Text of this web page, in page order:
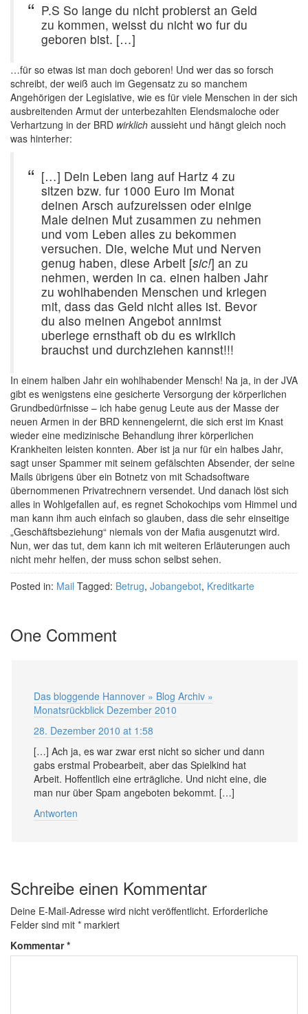
P.S So lange du nicht probierst an Geld
zu kommen, weisst du nicht wo fur du
geboren bist. […]
…für so etwas ist man doch geboren! Und wer das so forsch
schreibt, der weiß auch im Gegensatz zu so manchem
Angehörigen der Legislative, wie es für viele Menschen in der sich
ausbreitenden Armut der unterbezahlten Elendsmaloche oder
Verhartzung in der BRD wirklich aussieht und hängt gleich noch
was hinterher:
[…] Dein Leben lang auf Hartz 4 zu
sitzen bzw. fur 1000 Euro im Monat
deinen Arsch aufzureissen oder einige
Male deinen Mut zusammen zu nehmen
und vom Leben alles zu bekommen
versuchen. Die, welche Mut und Nerven
genug haben, diese Arbeit [sic!] an zu
nehmen, werden in ca. einen halben Jahr
zu wohlhabenden Menschen und kriegen
mit, dass das Geld nicht alles ist. Bevor
du also meinen Angebot annimst
uberlege ernsthaft ob du es wirklich
brauchst und durchziehen kannst!!!
In einem halben Jahr ein wohlhabender Mensch! Na ja, in der JVA
gibt es wenigstens eine gesicherte Versorgung der körperlichen
Grundbedürfnisse – ich habe genug Leute aus der Masse der
neuen Armen in der BRD kennengelernt, die sich erst im Knast
wieder eine medizinische Behandlung ihrer körperlichen
Krankheiten leisten konnten. Aber ist ja nur für ein halbes Jahr,
sagt unser Spammer mit seinem gefälschten Absender, der seine
Mails übrigens über ein Botnetz von mit Schadsoftware
übernommenen Privatrechnern versendet. Und danach löst sich
alles in Wohlgefallen auf, es regnet Schokochips vom Himmel und
man kann ihm auch einfach so glauben, dass die sehr einseitige
„Geschäftsbeziehung“ niemals von der Mafia ausgenutzt wird.
Nun, wer das tut, dem kann ich mit weiteren Erläuterungen auch
nicht mehr helfen, der muss schon selbst sehen.
Posted in: Mail Tagged: Betrug, Jobangebot, Kreditkarte
One Comment
Das bloggende Hannover » Blog Archiv »
Monatsrückblick Dezember 2010
28. Dezember 2010 at 1:58
[…] Ach ja, es war zwar erst nicht so sicher und dann
gabs erstmal Probearbeit, aber das Spielkind hat
Arbeit. Hoffentlich eine erträgliche. Und nicht eine, die
man nur über Spam angeboten bekommt. […]
Antworten
Schreibe einen Kommentar
Deine E-Mail-Adresse wird nicht veröffentlicht. Erforderliche
Felder sind mit * markiert
Kommentar*